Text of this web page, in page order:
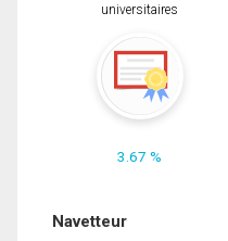
universitaires
3.67 %
Navetteur